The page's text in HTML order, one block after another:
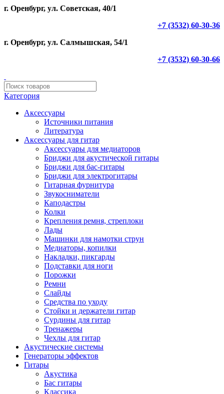
г. Оренбург, ул. Советская, 40/1
+7 (3532) 60-30-36
г. Оренбург, ул. Салмышская, 54/1
+7 (3532) 60-30-66
Категория
Аксессуары
Источники питания
Литература
Аксессуары для гитар
Аксессуары для медиаторов
Бриджи для акустической гитары
Бриджи для бас-гитары
Бриджи для электрогитары
Гитарная фурнитура
Звукосниматели
Каподастры
Колки
Крепления ремня, стреплоки
Лады
Машинки для намотки струн
Медиаторы, копилки
Накладки, пикгарды
Подставки для ноги
Порожки
Ремни
Слайды
Средства по уходу
Стойки и держатели гитар
Сурдины для гитар
Тренажеры
Чехлы для гитар
Акустические системы
Генераторы эффектов
Гитары
Акустика
Бас гитары
Классика